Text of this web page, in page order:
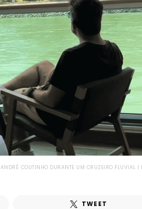
ANDRÉ COUTINHO DURANTE UM CRUZEIRO FLUVIAL |
TWEET